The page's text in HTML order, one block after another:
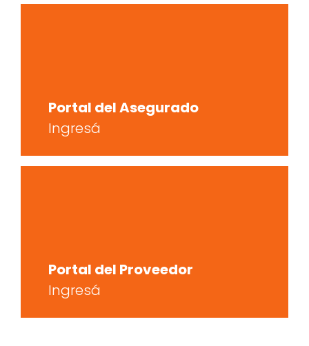
Portal del Asegurado
Ingresá
Portal del Proveedor
Ingresá